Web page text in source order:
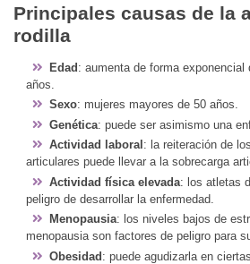
Principales causas de la
rodilla
Edad : aumenta de forma
años.
Sexo: mujeres mayores de 50 años.
Genética: puede ser asimismo una
Actividad laboral : la reiteración de
articulares puede llevar a la sobrecarga
Actividad física elevada: los atletas
peligro de desarrollar la enfermedad.
Menopausia: los niveles bajos de
menopausia son factores de peligro para
Obesidad : puede agudizarla en